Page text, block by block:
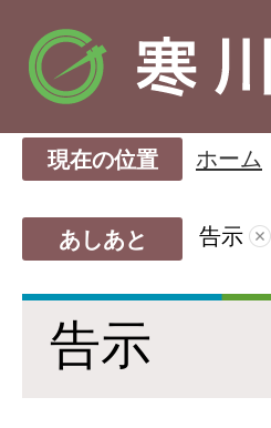
現在の位置 ホーム
あしあと 告示
告示